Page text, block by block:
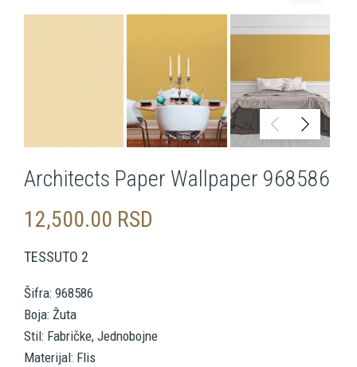
Architects Paper Wallpaper 968586
12,500.00 RSD
TESSUTO 2
Šifra: 968586
Boja: Žuta
Stil: Fabričke, Jednobojne
Materijal: Flis